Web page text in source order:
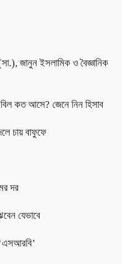
জানুন ইসলামিক ও বৈজ্ঞানিক
বিল কত আসে? জেনে নিন হিসাব
চায় বাফুফে
দর
যেভাবে